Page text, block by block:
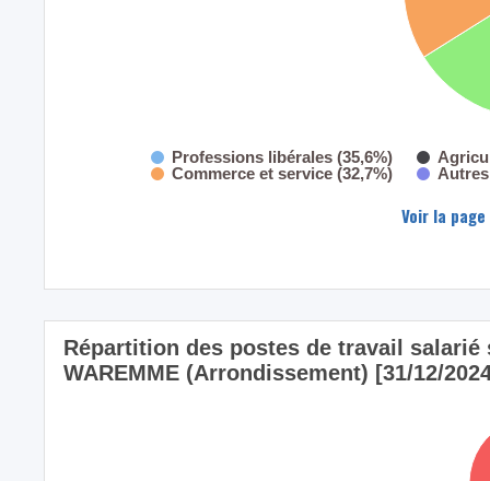
Professions libérales (35,6%)
Commerce et service (32,7%)
Voir la
Répartition des postes de travail
WAREMME (Arrondissement) [31/12/